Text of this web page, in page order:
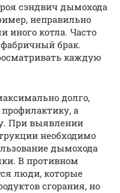
сэндвич дымохода
неправильно
иного котла. Часто
брак.
каждую
долго,
а
При выявлении
необходимо
дымохода
В противном
люди, которые
сгорания, но